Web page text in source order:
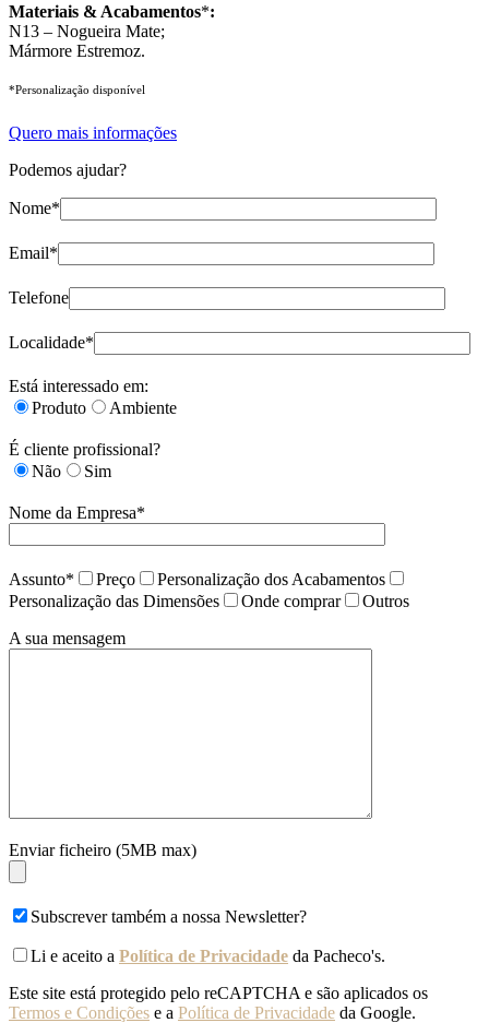
Materiais & Acabamentos*:
N13 – Nogueira Mate;
Mármore Estremoz.
*Personalização disponível
Quero mais informações
Podemos ajudar?
Nome*
Email*
Telefone
Localidade*
Está interessado em:
Produto
Ambiente
É cliente profissional?
Não
Sim
Nome da Empresa*
Assunto* Preço
Personalização dos Acabamentos
Personalização das Dimensões
Onde comprar
Outros
A sua mensagem
Enviar ficheiro (5MB max)
Subscrever também a nossa Newsletter?
Li e aceito a Política de Privacidade da Pacheco's.
Este site está protegido pelo reCAPTCHA e são aplicados os
Termos e Condições e a Política de Privacidade da Google.